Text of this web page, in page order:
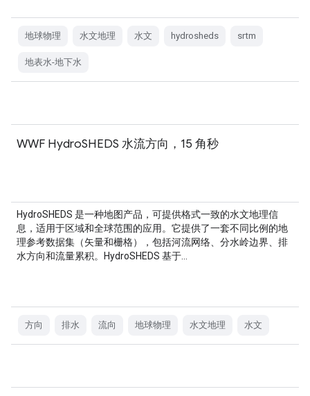
地球物理 水文地理 水文 hydrosheds srtm
地表水-地下水
WWF HydroSHEDS 水流方向，15 角秒
HydroSHEDS 是一种地图产品，可提供格式一致的水文地理信
息，适用于区域和全球范围的应用。它提供了一套不同比例的地
理参考数据集（矢量和栅格），包括河流网络、分水岭边界、排
水方向和流量累积。HydroSHEDS 基于…
方向 排水 流向 地球物理 水文地理 水文